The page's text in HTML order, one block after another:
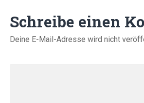
Schreibe einen
Deine E-Mail-Adresse wird nicht